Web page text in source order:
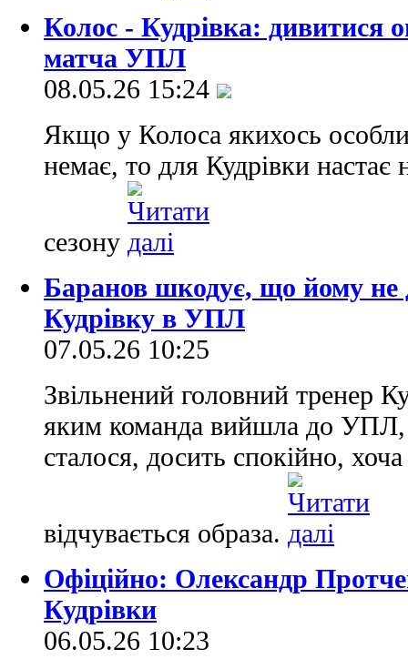
Колос - Кудрівка: дивитися
матча УПЛ
08.05.26 15:24
Якщо у Колоса якихось
немає, то для Кудрівки настає
сезону
Баранов шкодує, що йому не
Кудрівку в УПЛ
07.05.26 10:25
Звільнений головний тренер
яким команда вийшла до УПЛ,
сталося, досить спокійно,
відчувається образа.
Офіційно: Олександр
Кудрiвки
06.05.26 10:23